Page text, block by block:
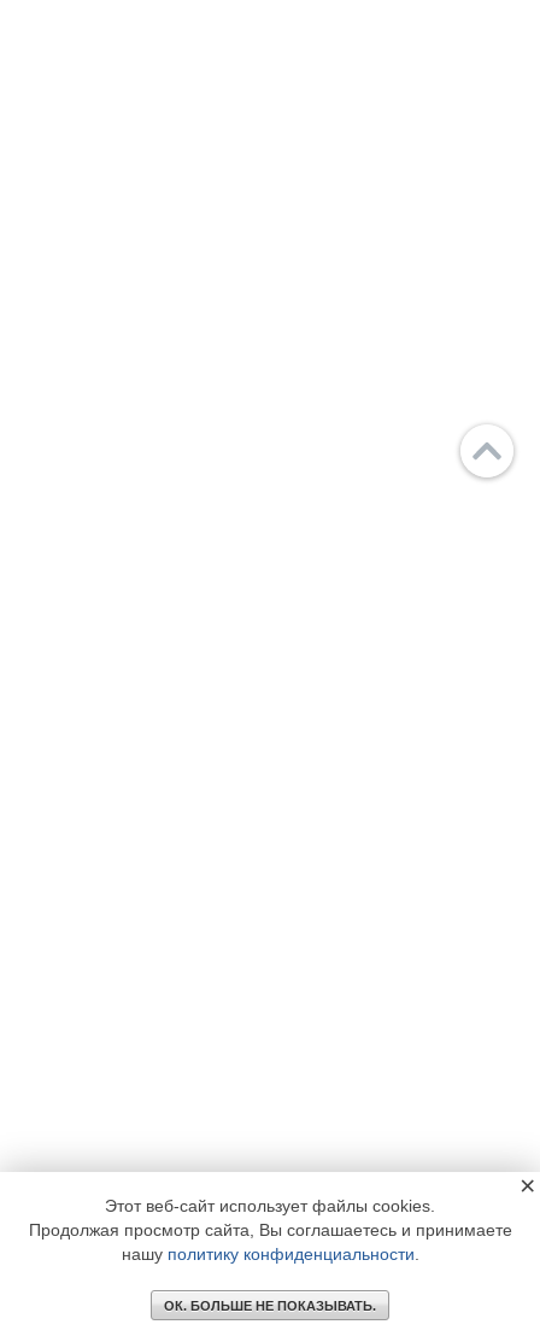
Этот веб-сайт использует файлы cookies.
Продолжая просмотр сайта, Вы соглашаетесь и принимаете
нашу политику конфиденциальности
ОК. БОЛЬШЕ НЕ ПОКАЗЫВАТЬ.
×